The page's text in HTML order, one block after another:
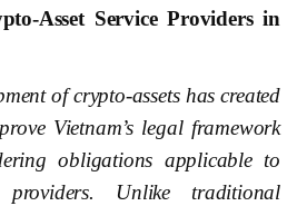
Asset Service Providers in
of crypto-assets has created
Vietnam’s legal framework
obligations applicable to
providers. Unlike traditional